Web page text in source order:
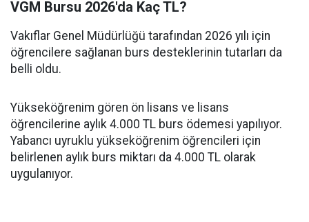
VGM Bursu 2026'da Kaç TL?
Vakıflar Genel Müdürlüğü tarafından 2026 yılı için
öğrencilere sağlanan burs desteklerinin tutarları da
belli oldu.
Yükseköğrenim gören ön lisans ve lisans
öğrencilerine aylık 4.000 TL burs ödemesi yapılıyor.
Yabancı uyruklu yükseköğrenim öğrencileri için
belirlenen aylık burs miktarı da 4.000 TL olarak
uygulanıyor.